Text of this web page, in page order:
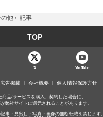
の他 › 記事
TOP
X YouTube
広告掲載 会社概要 個人情報保護方針
商品/サービスを購入、契約した場合に、
弊社サイトに還元されることがあります。
事・見出し・写真・画像の無断転載を禁じます。